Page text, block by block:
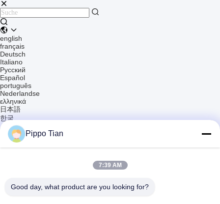
english
français
Deutsch
Italiano
Русский
Español
português
Nederlandse
ελληνικά
日本語
한국
العربية
हिन्दी
Türkçe
فارسی
Pippo Tian
7:39 AM
Good day, what product are you looking for?